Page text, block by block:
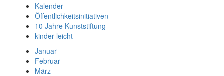
Kalender
Öffentlichkeitsinitiativen
10 Jahre Kunststiftung
kinder-leicht
Januar
Februar
März